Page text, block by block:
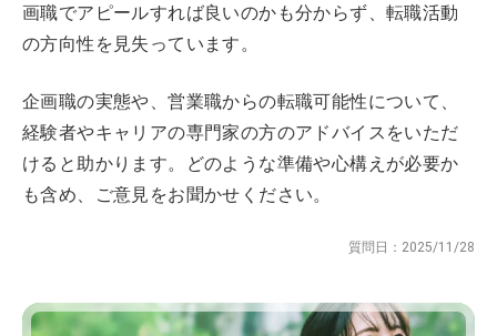
画職でアピールすれば良いのかも分からず、転職活動
の方向性を見失っています。
企画職の実態や、営業職からの転職可能性について、
経験者やキャリアの専門家の方のアドバイスをいただ
けると助かります。どのような準備や心構えが必要か
も含め、ご意見をお聞かせください。
質問日： 2025/11/28